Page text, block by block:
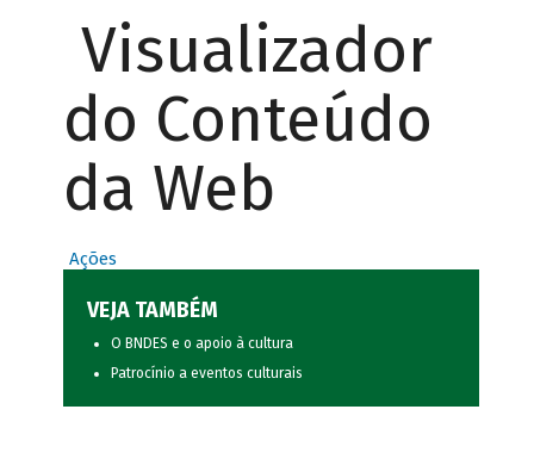
Visualizador
do Conteúdo
da Web
Ações
VEJA TAMBÉM
O BNDES e o apoio à cultura
Patrocínio a eventos culturais